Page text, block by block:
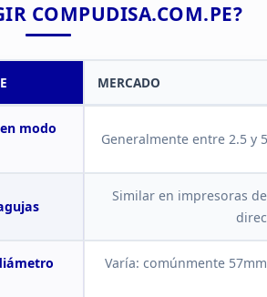
COMPUDISA.COM.PE?
MERCADO
modo
Generalmente entre 2.5 y
Similar en impresoras
Varía: comúnmente